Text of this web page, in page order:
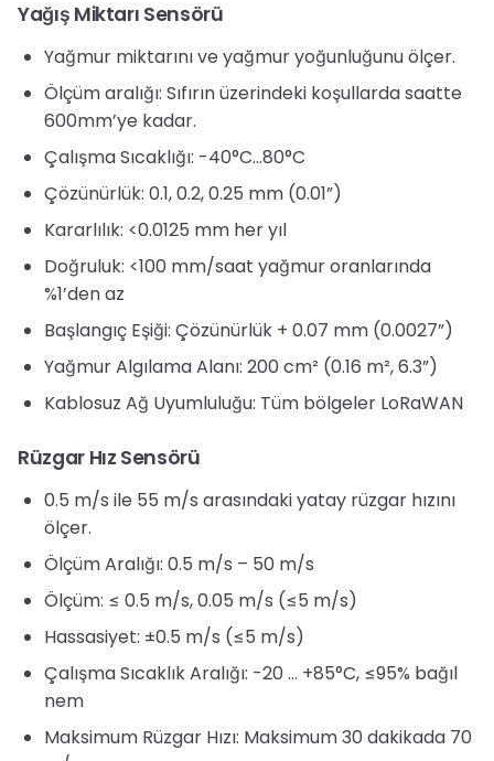
Yağış Miktarı Sensörü
Yağmur miktarını ve yağmur yoğunluğunu ölçer.
Ölçüm aralığı: Sıfırın üzerindeki koşullarda saatte
600mm’ye kadar.
Çalışma Sıcaklığı: -40°C…80°C
Çözünürlük: 0.1, 0.2, 0.25 mm (0.01”)
Kararlılık: <0.0125 mm her yıl
Doğruluk: <100 mm/saat yağmur oranlarında
%1’den az
Başlangıç Eşiği: Çözünürlük + 0.07 mm (0.0027”)
Yağmur Algılama Alanı: 200 cm² (0.16 m², 6.3”)
Kablosuz Ağ Uyumluluğu: Tüm bölgeler LoRaWAN
Rüzgar Hız Sensörü
0.5 m/s ile 55 m/s arasındaki yatay rüzgar hızını
ölçer.
Ölçüm Aralığı: 0.5 m/s – 50 m/s
Ölçüm: ≤ 0.5 m/s, 0.05 m/s (≤5 m/s)
Hassasiyet: ±0.5 m/s (≤5 m/s)
Çalışma Sıcaklık Aralığı: -20 … +85°C, ≤95% bağıl
nem
Maksimum Rüzgar Hızı: Maksimum 30 dakikada 70